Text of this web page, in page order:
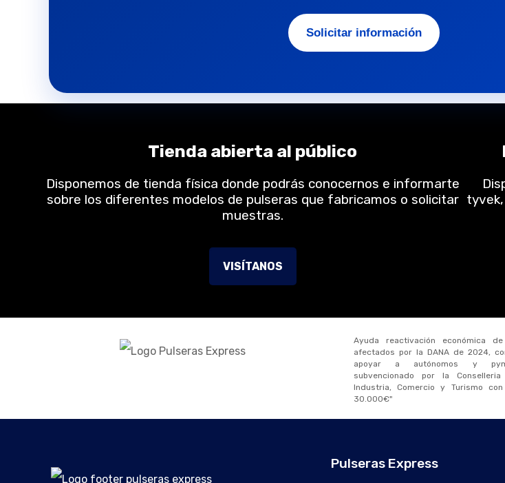
Solicitar información
Tienda abierta al público
Disponemos de tienda física donde podrás conocernos e informarte
sobre los diferentes modelos de pulseras que fabricamos o solicitar
muestras.
VISÍTANOS
Ayuda reactivación económica
afectados por la DANA de 2024,
apoyar a autónomos y
subvencionado por la
Industria, Comercio y Turismo
30.000€"
Pulseras Express